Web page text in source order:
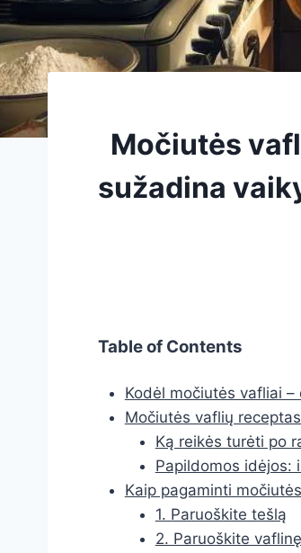
Močiutės
sužadina
Table of Contents
Kodėl močiutės vafliai
Močiutės vaflių
Ką reikės turėti po
Papildomos idėjos:
Kaip pagaminti
1. Paruoškite tešlą
2. Paruoškite vaflinę